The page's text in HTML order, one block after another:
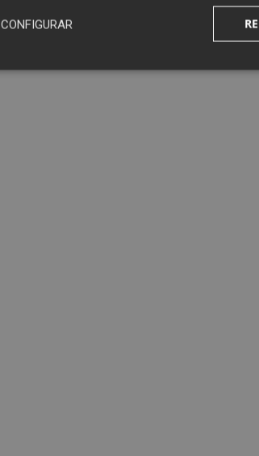
CONFIGURAR